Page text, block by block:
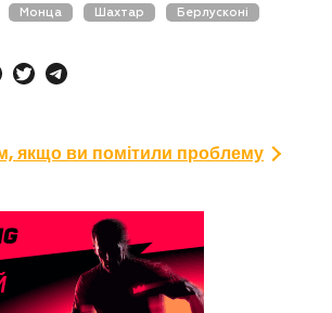
Монца Шахтар Берлусконі
якщо ви помітили проблему